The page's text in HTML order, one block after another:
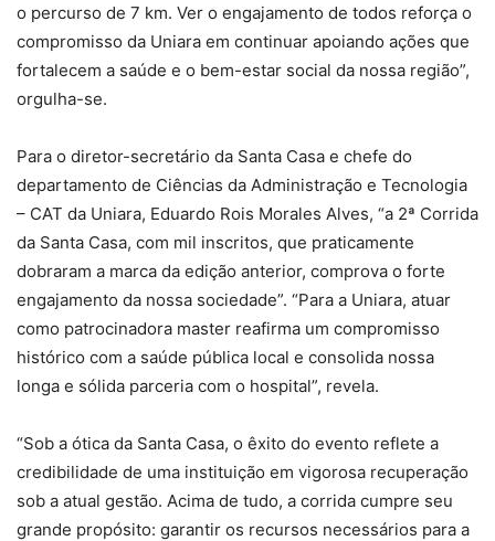
o percurso de 7 km. Ver o engajamento de todos reforça o
compromisso da Uniara em continuar apoiando ações que
fortalecem a saúde e o bem-estar social da nossa região”,
orgulha-se.
Para o diretor-secretário da Santa Casa e chefe do
departamento de Ciências da Administração e Tecnologia
– CAT da Uniara, Eduardo Rois Morales Alves, “a 2ª Corrida
da Santa Casa, com mil inscritos, que praticamente
dobraram a marca da edição anterior, comprova o forte
engajamento da nossa sociedade”. “Para a Uniara, atuar
como patrocinadora master reafirma um compromisso
histórico com a saúde pública local e consolida nossa
longa e sólida parceria com o hospital”, revela.
“Sob a ótica da Santa Casa, o êxito do evento reflete a
credibilidade de uma instituição em vigorosa recuperação
sob a atual gestão. Acima de tudo, a corrida cumpre seu
grande propósito: garantir os recursos necessários para a